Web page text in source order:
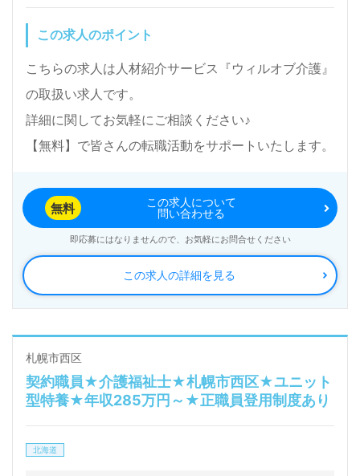
この求人のポイント
こちらの求人は人材紹介サービス『ウィルオブ介護』
の取扱い求人です。
詳細に関してお気軽にご相談ください♪
【無料】で皆さんの転職活動をサポートいたします。
この求人の詳細を見る
無料
この求人について
問い合わせる
即応募にはなりませんので、お気軽にお問合せください
札幌市西区
契約職員★介護福祉士★札幌市西区★ユニット
型特養★年収285万円～★正職員登用制度あり
北海道